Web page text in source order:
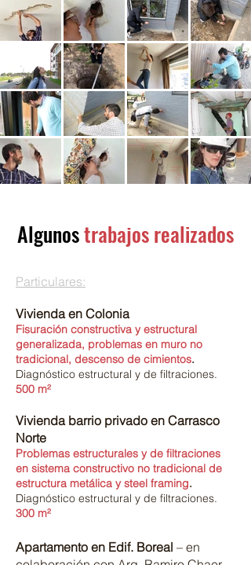
Algunostrabajos realizados
Particulares:
Vivienda en Colonia
Fisuración constructiva y estructural
generalizada, problemas en muro no
tradicional, descenso de cimientos.
Diagnóstico estructural y de filtraciones.
500 m²
Vivienda barrio privado en Carrasco
Norte
Problemas estructurales y de filtraciones
en sistema constructivo no tradicional de
estructura metálica y steel framing.
Diagnóstico estructural y de filtraciones.
300 m²
Apartamento en Edif. Boreal – en